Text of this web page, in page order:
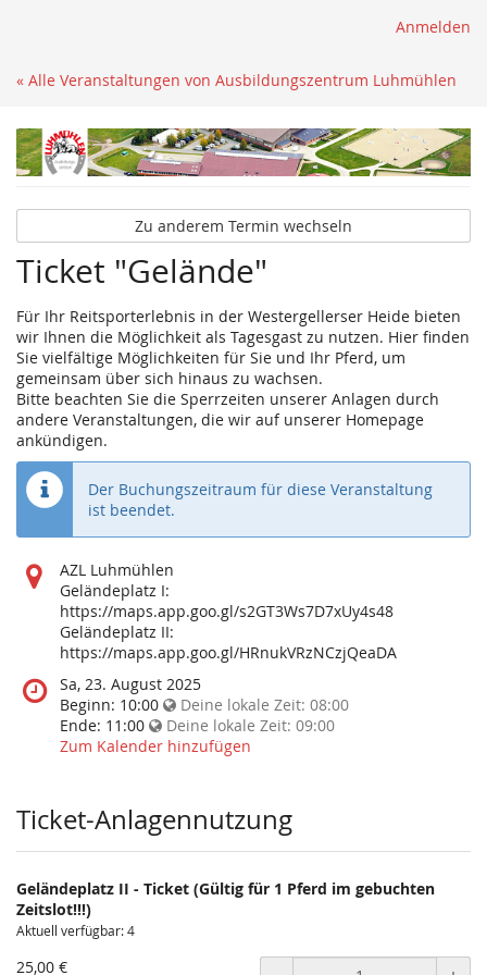
Anmelden
« Alle Veranstaltungen von Ausbildungszentrum Luhmühlen
Zu anderem Termin wechseln
Ticket "Gelände"
Für Ihr Reitsporterlebnis in der Westergellerser Heide bieten
wir Ihnen die Möglichkeit als Tagesgast zu nutzen. Hier finden
Sie vielfältige Möglichkeiten für Sie und Ihr Pferd, um
gemeinsam über sich hinaus zu wachsen.
Bitte beachten Sie die Sperrzeiten unserer Anlagen durch
andere Veranstaltungen, die wir auf unserer Homepage
ankündigen.
Der Buchungszeitraum für diese Veranstaltung
ist beendet.
Wo
findet
diese
Veranstaltung
statt?
AZL Luhmühlen
Geländeplatz I:
https://maps.app.goo.gl/s2GT3Ws7D7xUy4s48
Geländeplatz II:
https://maps.app.goo.gl/HRnukVRzNCzjQeaDA
Wann
findet
diese
Veranstaltung
Sa, 23. August 2025
Beginn: 10:00 Deine lokale Zeit: 08:00
Ende: 11:00 Deine lokale Zeit: 09:00
Zum Kalender hinzufügen
Ticket-Anlagennutzung
Geländeplatz II - Ticket (Gültig für 1 Pferd im gebuchten
Zeitslot!!!)
Aktuell verfügbar: 4
25,00 €